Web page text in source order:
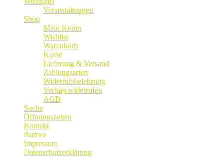
Veranstaltungen
Shop
Mein Konto
Wishlist
Warenkorb
Kasse
Lieferung & Versand
Zahlungsarten
Widerrufsbelehrung
Vertrag widerrufen
AGB
Suche
Öffnungszeiten
Kontakt
Partner
Impressum
Datenschutzerklärung